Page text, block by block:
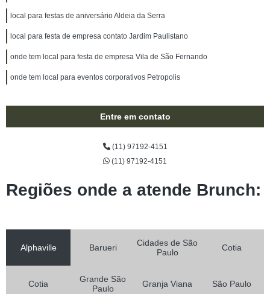
local para festas de aniversário Aldeia da Serra
local para festa de empresa contato Jardim Paulistano
onde tem local para festa de empresa Vila de São Fernando
onde tem local para eventos corporativos Petropolis
Entre em contato
(11) 97192-4151
(11) 97192-4151
Regiões onde a atende Brunch:
Alphaville Barueri
Cidades de São
Paulo
Cotia
Cotia
Grande São
Paulo
Granja Viana São Paulo